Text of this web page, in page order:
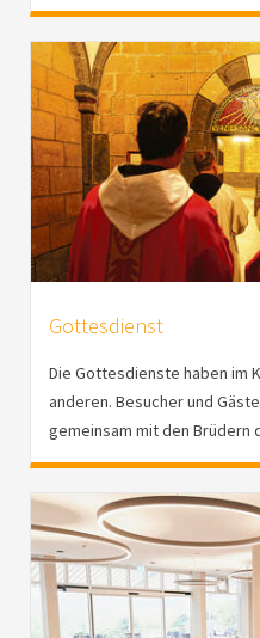
Gottesdienst
Die Gottesdienste haben im
anderen. Besucher und
gemeinsam mit den Brüdern